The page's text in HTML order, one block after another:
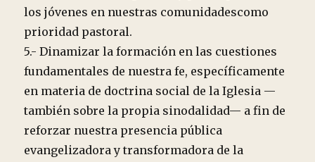
los jóvenes en nuestras comunidadescomo
prioridad pastoral.
5.- Dinamizar la formación en las cuestiones
fundamentales de nuestra fe, específicamente
en materia de doctrina social de la Iglesia —
también sobre la propia sinodalidad— a fin de
reforzar nuestra presencia pública
evangelizadora y transformadora de la